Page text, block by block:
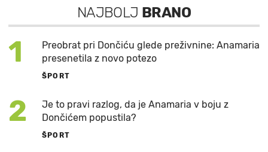
NAJBOLJ BRANO
1
Preobrat pri Dončiću glede preživnine: Anamaria
presenetila z novo potezo
ŠPORT
2
Je to pravi razlog, da je Anamaria v boju z
Dončićem popustila?
ŠPORT